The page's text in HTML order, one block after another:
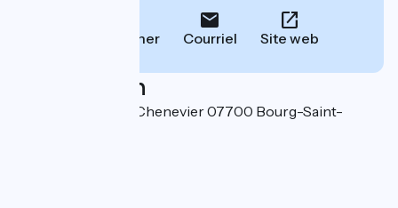
Téléphoner Courriel Site web
Localisation
Quartier de l'Île du Chenevier 07700 Bourg-Saint-